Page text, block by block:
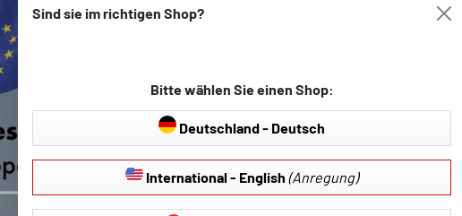
Sind sie im richtigen Shop?
Bitte wählen Sie einen Shop:
Deutschland - Deutsch
International - English (Anregung)